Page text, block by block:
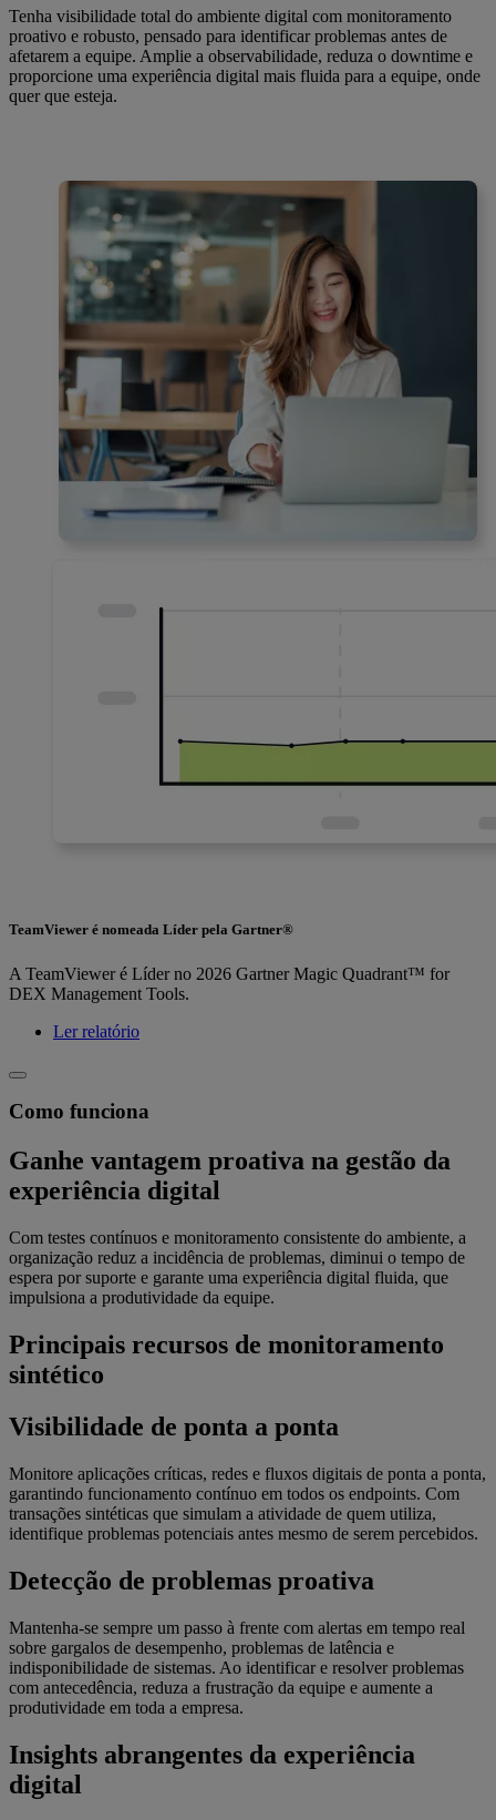
Tenha visibilidade total do ambiente digital com monitoramento
proativo e robusto, pensado para identificar problemas antes de
afetarem a equipe. Amplie a observabilidade, reduza o downtime e
proporcione uma experiência digital mais fluida para a equipe, onde
quer que esteja.
TeamViewer é nomeada Líder pela Gartner®
A TeamViewer é Líder no 2026 Gartner Magic Quadrant™ for
DEX Management Tools.
Ler relatório
Como funciona
Ganhe vantagem proativa na gestão da
experiência digital
Com testes contínuos e monitoramento consistente do ambiente, a
organização reduz a incidência de problemas, diminui o tempo de
espera por suporte e garante uma experiência digital fluida, que
impulsiona a produtividade da equipe.
Principais recursos de monitoramento
sintético
Visibilidade de ponta a ponta
Monitore aplicações críticas, redes e fluxos digitais de ponta a ponta,
garantindo funcionamento contínuo em todos os endpoints. Com
transações sintéticas que simulam a atividade de quem utiliza,
identifique problemas potenciais antes mesmo de serem percebidos.
Detecção de problemas proativa
Mantenha-se sempre um passo à frente com alertas em tempo real
sobre gargalos de desempenho, problemas de latência e
indisponibilidade de sistemas. Ao identificar e resolver problemas
com antecedência, reduza a frustração da equipe e aumente a
produtividade em toda a empresa.
Insights abrangentes da experiência
digital